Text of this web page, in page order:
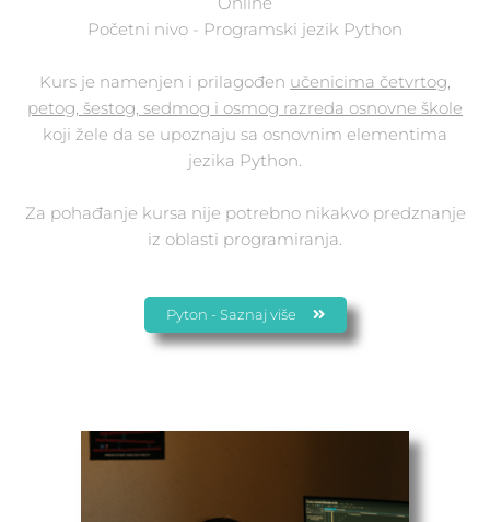
Početni nivo - Programski jezik Python
Kurs je namenjen i prilagođen učenicima četvrtog,
petog, šestog, sedmog i osmog razreda osnovne škole
koji žele da se upoznaju sa osnovnim elementima
jezika Python.
Za pohađanje kursa nije potrebno nikakvo predznanje
iz oblasti programiranja.
Pyton - Saznaj više